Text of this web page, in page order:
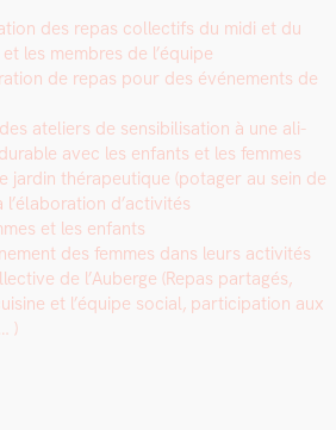
des repas col­lec­tifs du midi et du
les mem­bres de l’équipe
de repas pour des événe­ments de
ate­liers de sen­si­bil­i­sa­tion à une ali­
avec les enfants et les femmes
jardin thérapeu­tique (potager au sein de
d’activités
et les enfants
des femmes dans leurs activ­ités
de l’Auberge (Repas partagés,
et l’équipe social, par­tic­i­pa­tion aux
)